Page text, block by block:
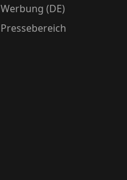
Werbung (DE)
Pressebereich